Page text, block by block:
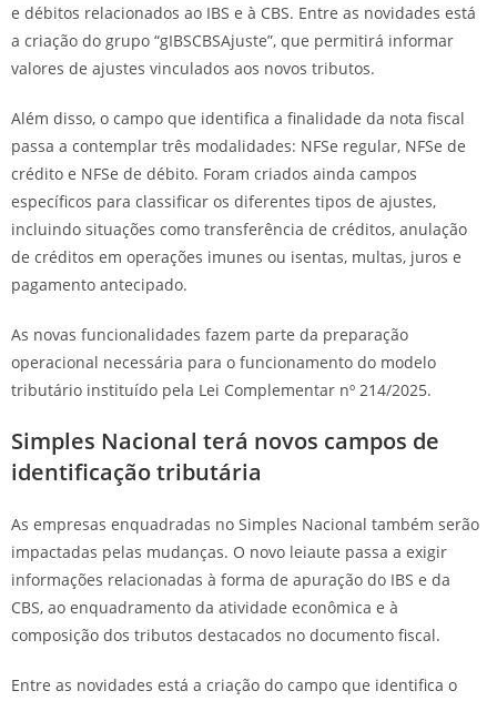
e débitos relacionados ao IBS e à CBS. Entre as novidades está
a criação do grupo “gIBSCBSAjuste”, que permitirá informar
valores de ajustes vinculados aos novos tributos.
Além disso, o campo que identifica a finalidade da nota fiscal
passa a contemplar três modalidades: NFSe regular, NFSe de
crédito e NFSe de débito. Foram criados ainda campos
específicos para classificar os diferentes tipos de ajustes,
incluindo situações como transferência de créditos, anulação
de créditos em operações imunes ou isentas, multas, juros e
pagamento antecipado.
As novas funcionalidades fazem parte da preparação
operacional necessária para o funcionamento do modelo
tributário instituído pela Lei Complementar nº 214/2025.
Simples Nacional terá novos campos de
identificação tributária
As empresas enquadradas no Simples Nacional também serão
impactadas pelas mudanças. O novo leiaute passa a exigir
informações relacionadas à forma de apuração do IBS e da
CBS, ao enquadramento da atividade econômica e à
composição dos tributos destacados no documento fiscal.
Entre as novidades está a criação do campo que identifica o